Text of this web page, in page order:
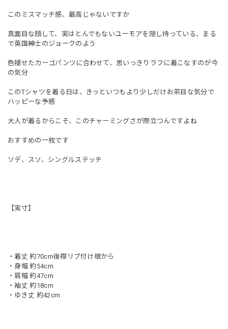
このミスマッチ感、最高じゃないですか
真面目な顔して、実はとんでもないユーモアを隠し持っている、まる
で英国紳士のジョークのよう
色褪せたカーゴパンツに合わせて、思いっきりラフに着こなすのが今
の気分
このTシャツを着る日は、きっといつもより少しだけお茶目な気分で
ハッピーな予感
大人が着るからこそ、このチャーミングさが際立つんですよね
おすすめの一枚です
ソデ、スソ、シングルステッチ
【実寸】
・着丈 約70cm後襟リブ付け根から
・身幅 約54cm
・肩幅 約47cm
・袖丈 約18cm
・ゆき丈 約42cm